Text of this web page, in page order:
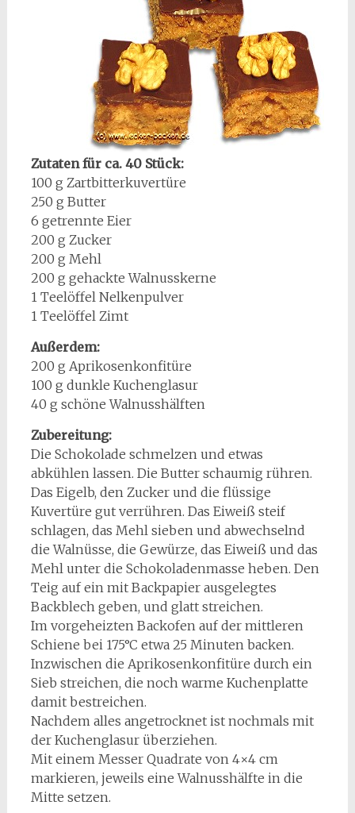
Zutaten für ca. 40 Stück:
100 g Zartbitterkuvertüre
250 g Butter
6 getrennte Eier
200 g Zucker
200 g Mehl
200 g gehackte Walnusskerne
1 Teelöffel Nelkenpulver
1 Teelöffel Zimt
Außerdem:
200 g Aprikosenkonfitüre
100 g dunkle Kuchenglasur
40 g schöne Walnusshälften
Zubereitung:
Die Schokolade schmelzen und etwas
abkühlen lassen. Die Butter schaumig rühren.
Das Eigelb, den Zucker und die flüssige
Kuvertüre gut verrühren. Das Eiweiß steif
schlagen, das Mehl sieben und abwechselnd
die Walnüsse, die Gewürze, das Eiweiß und das
Mehl unter die Schokoladenmasse heben. Den
Teig auf ein mit Backpapier ausgelegtes
Backblech geben, und glatt streichen.
Im vorgeheizten Backofen auf der mittleren
Schiene bei 175°C etwa 25 Minuten backen.
Inzwischen die Aprikosenkonfitüre durch ein
Sieb streichen, die noch warme Kuchenplatte
damit bestreichen.
Nachdem alles angetrocknet ist nochmals mit
der Kuchenglasur überziehen.
Mit einem Messer Quadrate von 4×4 cm
markieren, jeweils eine Walnusshälfte in die
Mitte setzen.